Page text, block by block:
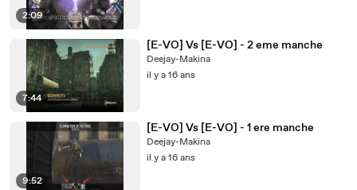
2:09
7:44
[E-VO] Vs [E-VO] - 2 eme manche
Deejay-Makina
il y a 16 ans
9:52
[E-VO] Vs [E-VO] - 1 ere manche
Deejay-Makina
il y a 16 ans